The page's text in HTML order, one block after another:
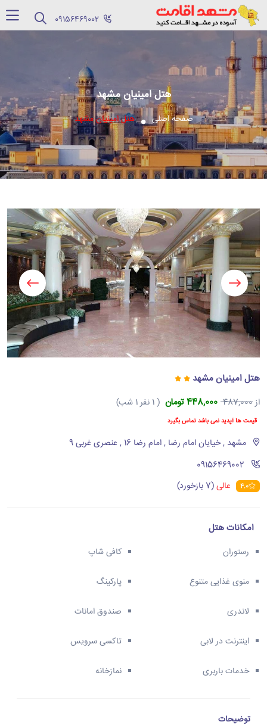
هتل امینیان مشهد
صفحه اصلی هتل امینیان مشهد
هتل امینیان مشهد
از487,000 448,000 تومان ( 1 نفر 1 شب)
قیمت ها آپدید نمی باشد تماس بگیرد
مشهد , خیایان امام رضا , امام رضا 16 , عنصری غربی 9
‪09156469002‬
4.0 عالی(7 بازخورد)
امکانات هتل
رستوران کافی شاپ
منوی غذایی متنوع پارکینگ
لاندری صندوق امانات
اینترنت در لابی تاکسی سرویس
خدمات باربری نمازخانه
توضیحات